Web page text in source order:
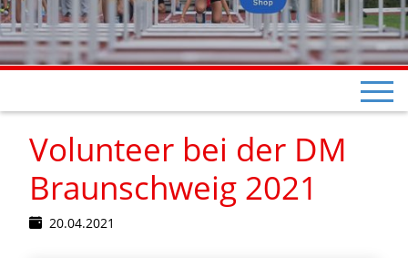
Volunteer bei der DM
Braunschweig 2021
20.04.2021